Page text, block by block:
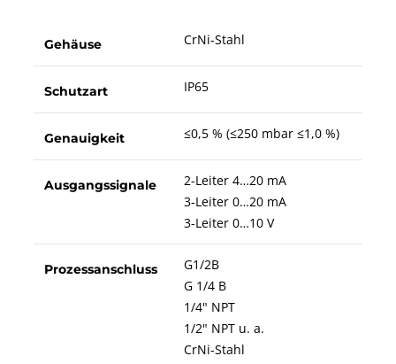
Gehäuse CrNi-Stahl
Schutzart IP65
Genauigkeit ≤0,5 % (≤250 mbar ≤1,0 %)
Ausgangssignale
2-Leiter 4…20 mA
3-Leiter 0…20 mA
3-Leiter 0…10 V
Prozessanschluss
G1/2B
G 1/4 B
1/4" NPT
1/2" NPT u. a.
CrNi-Stahl